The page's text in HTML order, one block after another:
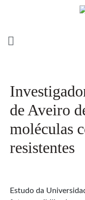
de Aveiro
moléculas
resistentes
Estudo da